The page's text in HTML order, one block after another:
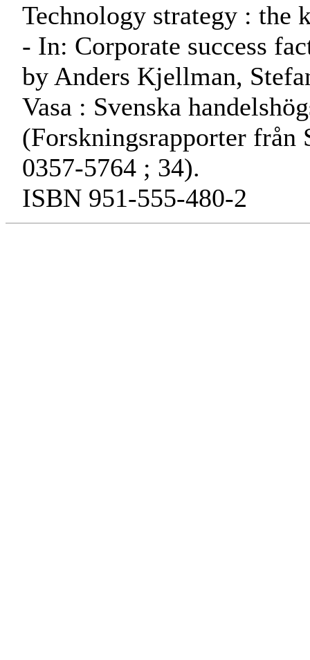
Technology strategy : the
- In: Corporate success
by Anders Kjellman,
Vasa : Svenska
(Forskningsrapporter från
0357-5764 ; 34).
ISBN 951-555-480-2